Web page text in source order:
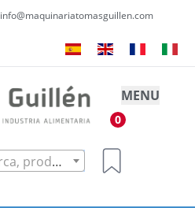
info@maquinariatomasguillen.com
MENU
Cerca per categoria, marca, prodotto...
0